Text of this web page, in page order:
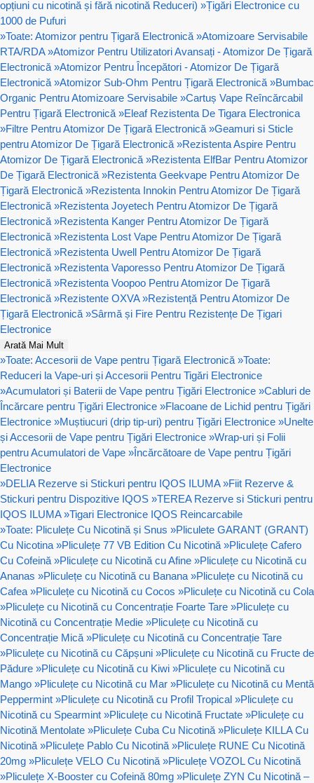
opțiuni cu nicotină și fără nicotină Reduceri) »Țigări Electronice cu
1000 de Pufuri
»Toate: Atomizor pentru Țigară Electronică »Atomizoare Servisabile
RTA/RDA »Atomizor Pentru Utilizatori Avansați - Atomizor De Țigară
Electronică »Atomizor Pentru Începători - Atomizor De Țigară
Electronică »Atomizor Sub-Ohm Pentru Țigară Electronică »Bumbac
Organic Pentru Atomizoare Servisabile »Cartuș Vape Reîncărcabil
Pentru Țigară Electronică »Eleaf Rezistenta De Tigara Electronica
»Filtre Pentru Atomizor De Țigară Electronică »Geamuri si Sticle
pentru Atomizor De Țigară Electronică »Rezistenta Aspire Pentru
Atomizor De Țigară Electronică »Rezistenta ElfBar Pentru Atomizor
De Țigară Electronică »Rezistenta Geekvape Pentru Atomizor De
Țigară Electronică »Rezistenta Innokin Pentru Atomizor De Țigară
Electronică »Rezistenta Joyetech Pentru Atomizor De Țigară
Electronică »Rezistenta Kanger Pentru Atomizor De Țigară
Electronică »Rezistenta Lost Vape Pentru Atomizor De Țigară
Electronică »Rezistenta Uwell Pentru Atomizor De Țigară
Electronică »Rezistenta Vaporesso Pentru Atomizor De Țigară
Electronică »Rezistenta Voopoo Pentru Atomizor De Țigară
Electronică »Rezistente OXVA »Rezistență Pentru Atomizor De
Țigară Electronică »Sârmă și Fire Pentru Rezistențe De Țigari
Electronice
Arată Mai Mult
»Toate: Accesorii de Vape pentru Țigară Electronică »Toate:
Reduceri la Vape-uri și Accesorii Pentru Tigări Electronice
»Acumulatori și Baterii de Vape pentru Țigări Electronice »Cabluri de
Încărcare pentru Țigări Electronice »Flacoane de Lichid pentru Țigări
Electronice »Muștiucuri (drip tip-uri) pentru Țigări Electronice »Unelte
și Accesorii de Vape pentru Țigări Electronice »Wrap-uri și Folii
pentru Acumulatori de Vape »Încărcătoare de Vape pentru Țigări
Electronice
»DELIA Rezerve si Stickuri pentru IQOS ILUMA »Fiit Rezerve &
Stickuri pentru Dispozitive IQOS »TEREA Rezerve si Stickuri pentru
IQOS ILUMA »Tigari Electronice IQOS Reincarcabile
»Toate: Pliculețe Cu Nicotină și Snus »Pliculete GARANT (GRANT)
Cu Nicotina »Pliculețe 77 VB Edition Cu Nicotină »Pliculețe Cafero
Cu Cofeină »Pliculețe cu Nicotină cu Afine »Pliculețe cu Nicotină cu
Ananas »Pliculețe cu Nicotină cu Banana »Pliculețe cu Nicotină cu
Cafea »Pliculețe cu Nicotină cu Cocos »Pliculețe cu Nicotină cu Cola
»Pliculețe cu Nicotină cu Concentrație Foarte Tare »Pliculețe cu
Nicotină cu Concentrație Medie »Pliculețe cu Nicotină cu
Concentrație Mică »Pliculețe cu Nicotină cu Concentrație Tare
»Pliculețe cu Nicotină cu Căpșuni »Pliculețe cu Nicotină cu Fructe de
Pădure »Pliculețe cu Nicotină cu Kiwi »Pliculețe cu Nicotină cu
Mango »Pliculețe cu Nicotină cu Mar »Pliculețe cu Nicotină cu Mentă
Peppermint »Pliculețe cu Nicotină cu Profil Tropical »Pliculețe cu
Nicotină cu Spearmint »Pliculețe cu Nicotină Fructate »Pliculețe cu
Nicotină Mentolate »Pliculețe Cuba Cu Nicotină »Pliculețe KILLA Cu
Nicotină »Pliculețe Pablo Cu Nicotină »Pliculețe RUNE Cu Nicotină
20mg »Pliculețe VELO Cu Nicotină »Pliculețe VOZOL Cu Nicotină
»Pliculețe X-Booster cu Cofeină 80mg »Pliculețe ZYN Cu Nicotină –